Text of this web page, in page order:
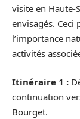
visite en Haute-
envisagés. Ceci
l’importance
activités
Itinéraire 1 :
continuation
Bourget.